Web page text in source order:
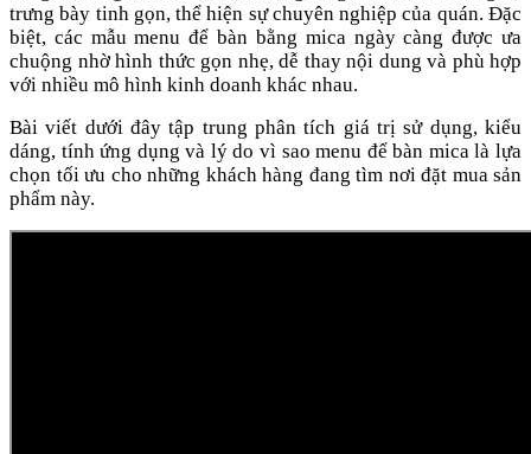
trưng bày tinh gọn, thể hiện sự chuyên nghiệp của quán. Đặc
biệt, các mẫu menu để bàn bằng mica ngày càng được ưa
chuộng nhờ hình thức gọn nhẹ, dễ thay nội dung và phù hợp
với nhiều mô hình kinh doanh khác nhau.
Bài viết dưới đây tập trung phân tích giá trị sử dụng, kiểu
dáng, tính ứng dụng và lý do vì sao menu để bàn mica là lựa
chọn tối ưu cho những khách hàng đang tìm nơi đặt mua sản
phẩm này.